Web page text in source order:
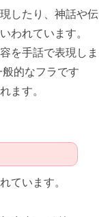
したり、神話や伝
われています。
を手話で表現しま
的なフラです
ます。
ています。